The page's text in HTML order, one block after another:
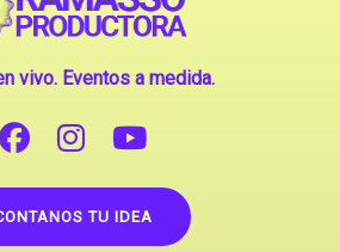
vivo. Eventos a medida.
TU IDEA